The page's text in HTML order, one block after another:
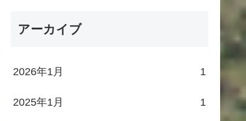
アーカイブ
2026年1月 1
2025年1月 1